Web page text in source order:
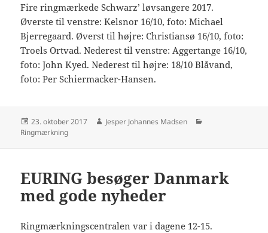
Fire ringmærkede Schwarz’ løvsangere 2017.
Øverste til venstre: Kelsnor 16/10, foto: Michael
Bjerregaard. Øverst til højre: Christiansø 16/10, foto:
Troels Ortvad. Nederest til venstre: Aggertange 16/10,
foto: John Kyed. Nederest til højre: 18/10 Blåvand,
foto: Per Schiermacker-Hansen.
Udgivet
i
23. oktober 2017 Forfatter
Jesper Johannes Madsen
Ringmærkning
EURING besøger Danmark
med gode nyheder
Ringmærkningscentralen var i dagene 12-15.